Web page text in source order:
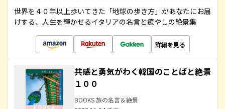
世界を４０年以上歩いてきた「地球の歩き方」があなたにお届
けする、人生を輝かせるイタリアの名言と癒やしの絶景集
詳細を見る
共感と勇気がわく韓国のことばと絶景
１００
BOOKS 旅の名言＆絶景